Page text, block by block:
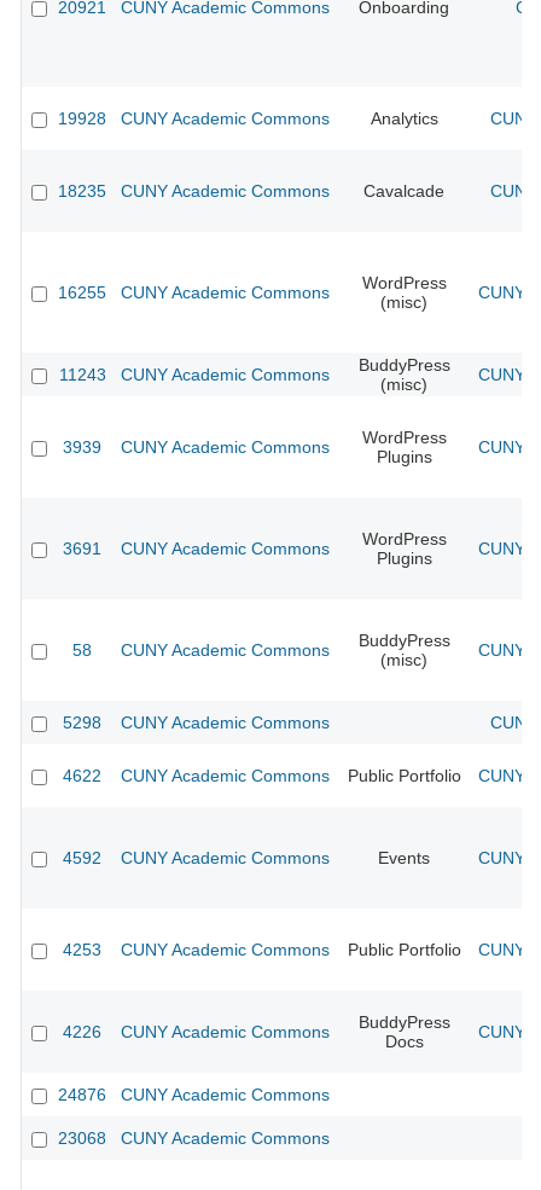
20921 CUNY Academic Commons Onboarding
19928 CUNY Academic Commons Analytics
18235 CUNY Academic Commons Cavalcade
16255 CUNY Academic Commons
WordPress
(misc)
CUNY
11243 CUNY Academic Commons
BuddyPress
(misc)
CUNY
3939 CUNY Academic Commons
WordPress
Plugins
CUNY
3691 CUNY Academic Commons
WordPress
Plugins
CUNY
58 CUNY Academic Commons
BuddyPress
(misc)
CUNY
5298 CUNY Academic Commons
4622 CUNY Academic Commons Public Portfolio CUNY
4592 CUNY Academic Commons Events CUNY
4253 CUNY Academic Commons Public Portfolio CUNY
4226 CUNY Academic Commons
BuddyPress
Docs
CUNY
24876 CUNY Academic Commons
23068 CUNY Academic Commons